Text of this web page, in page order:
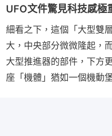
UFO文件驚見科技感極
細看之下，這個「大型雙
大，中央部分微微隆起，
大型推進器的部件，下方
座「機體」猶如一個機動